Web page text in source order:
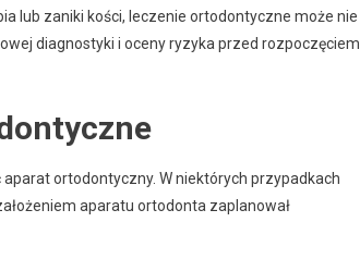
lub zaniki kości, leczenie ortodontyczne może nie
diagnostyki i oceny ryzyka przed rozpoczęciem
ortodontyczny. W niektórych przypadkach
aparatu ortodonta zaplanował